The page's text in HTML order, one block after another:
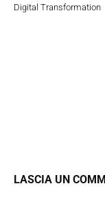
Digital Transformation
LASCIA UN